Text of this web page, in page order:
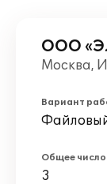
ООО
Москва,
Вариант
Общее
3